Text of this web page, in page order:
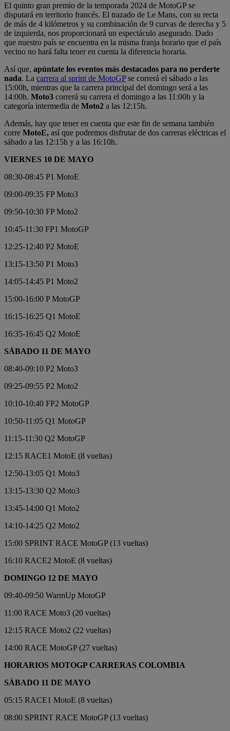
El quinto gran premio de la temporada 2024 de MotoGP se
disputará en territorio francés. El trazado de Le Mans, con su recta
de más de 4 kilómetros y su combinación de 9 curvas de derecha y 5
de izquierda, nos proporcionará un espectáculo asegurado. Dado
que nuestro país se encuentra en la misma franja horario que el país
vecino no hará falta tener en cuenta la diferencia horaria.
Así que, apúntate los eventos más destacados para no perderte
nada. La carrera al sprint de MotoGPse correrá el sábado a las
15:00h, mientras que la carrera principal del domingo será a las
14:00h. Moto3 correrá su carrera el domingo a las 11:00h y la
categoría intermedia de Moto2 a las 12:15h.
Además, hay que tener en cuenta que este fin de semana también
corre MotoE, así que podremos disfrutar de dos carreras eléctricas el
sábado a las 12:15h y a las 16:10h.
VIERNES 10 DE MAYO
08:30-08:45 P1 MotoE
09:00-09:35 FP Moto3
09:50-10:30 FP Moto2
10:45-11:30 FP1 MotoGP
12:25-12:40 P2 MotoE
13:15-13:50 P1 Moto3
14:05-14:45 P1 Moto2
15:00-16:00 P MotoGP
16:15-16:25 Q1 MotoE
16:35-16:45 Q2 MotoE
SÁBADO 11 DE MAYO
08:40-09:10 P2 Moto3
09:25-09:55 P2 Moto2
10:10-10:40 FP2 MotoGP
10:50-11:05 Q1 MotoGP
11:15-11:30 Q2 MotoGP
12:15 RACE1 MotoE (8 vueltas)
12:50-13:05 Q1 Moto3
13:15-13:30 Q2 Moto3
13:45-14:00 Q1 Moto2
14:10-14:25 Q2 Moto2
15:00 SPRINT RACE MotoGP (13 vueltas)
16:10 RACE2 MotoE (8 vueltas)
DOMINGO 12 DE MAYO
09:40-09:50 WarmUp MotoGP
11:00 RACE Moto3 (20 vueltas)
12:15 RACE Moto2 (22 vueltas)
14:00 RACE MotoGP (27 vueltas)
HORARIOS MOTOGP CARRERAS COLOMBIA
SÁBADO 11 DE MAYO
05:15 RACE1 MotoE (8 vueltas)
08:00 SPRINT RACE MotoGP (13 vueltas)